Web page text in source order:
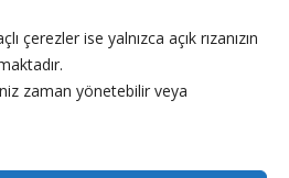
çerezler ise yalnızca açık rızanızın
zaman yönetebilir veya
ve güncel haber sitesi.